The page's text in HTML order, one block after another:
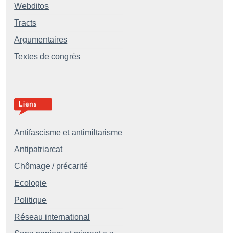
Webditos
Tracts
Argumentaires
Textes de congrès
Antifascisme et antimiltarisme
Antipatriarcat
Chômage / précarité
Ecologie
Politique
Réseau international